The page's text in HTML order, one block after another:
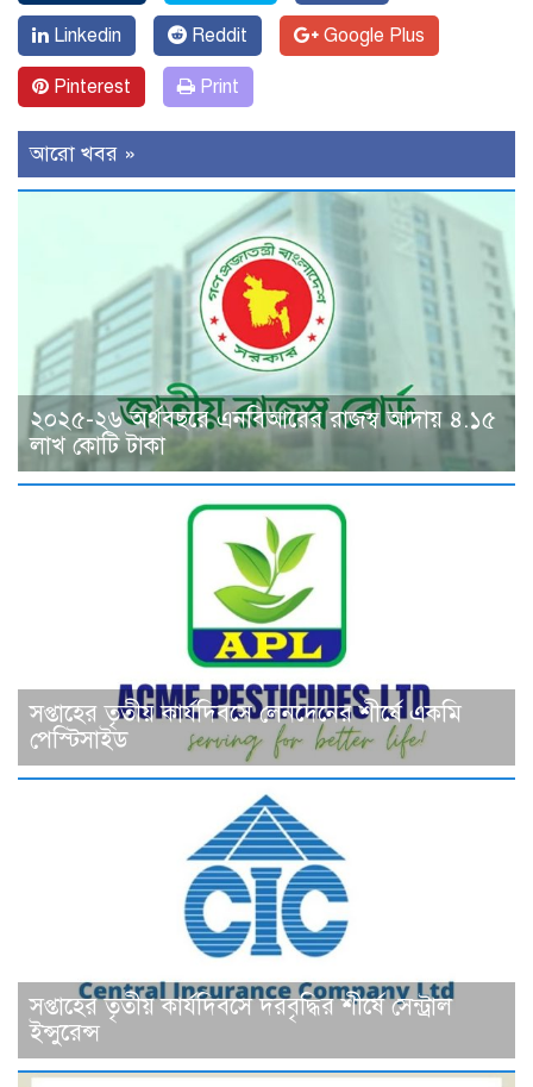
Linkedin Reddit Google Plus
Pinterest Print
আরো খবর »
২০২৫-২৬ অর্থবছরে এনবিআরের রাজস্ব আদায় ৪.১৫
লাখ কোটি টাকা
সপ্তাহের তৃতীয় কার্যদিবসে লেনদেনের শীর্ষে একমি
পেস্টিসাইড
সপ্তাহের তৃতীয় কার্যদিবসে দরবৃদ্ধির শীর্ষে সেন্ট্রাল
ইন্সুরেন্স